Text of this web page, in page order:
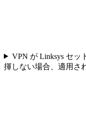
VPN が Linksys セッ
揮しない場合、適用さ